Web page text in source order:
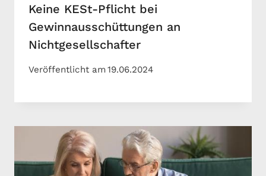
Keine KESt-Pflicht bei
Gewinnausschüttungen an
Nichtgesellschafter
Veröffentlicht am19.06.2024